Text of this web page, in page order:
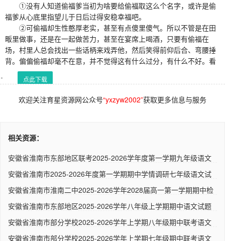
①没有人知道偷福爹当初为啥要给偷福取这么个名字，或许是偷
福爹从心底里指望儿于日后过得安稳幸福吧。
②可偷福却生性憨厚老实，甚至有点傻里傻气。所以不管是在田
畈里做事，还是在一起做苦力，甚至在宴席上喝酒，只要有偷福在
场，村里人总会找出一些话柄来戏弄他，然后笑得前仰后合、弯腰捶
背。偏偏偷福却毫不在意，并不觉得这有什么过分，有什么不好。看
点此下载
欢迎关注育星资源网公众号“yxzyw2002”获取更多信息与服务
相关资源：
安徽省淮南市东部地区联考2025-2026学年度第一学期九年级语文
安徽省淮南市2025-2026年度第一学期期中学情调研七年级语文试
安徽省淮南市淮南二中2025-2026学年2028届高一第一学期期中检
安徽省淮南市东部地区2025-2026学年八年级上学期期中语文试题
安徽省淮南市部分学校2025-2026学年上学期八年级期中联考语文
安徽省淮南市部分学校2025-2026学年上学期七年级期中联考语文